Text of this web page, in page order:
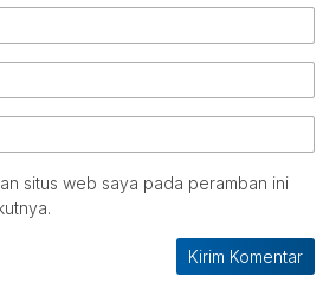
situs web saya pada peramban ini